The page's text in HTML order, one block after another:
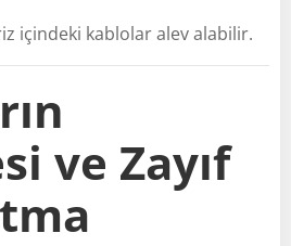
içindeki kablolar alev alabilir.
ve Zayıf